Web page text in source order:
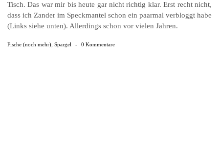
Tisch. Das war mir bis heute gar nicht richtig klar. Erst recht nicht,
dass ich Zander im Speckmantel schon ein paarmal verbloggt habe
(Links siehe unten). Allerdings schon vor vielen Jahren.
Fische (noch mehr) Spargel - 0 Kommentare